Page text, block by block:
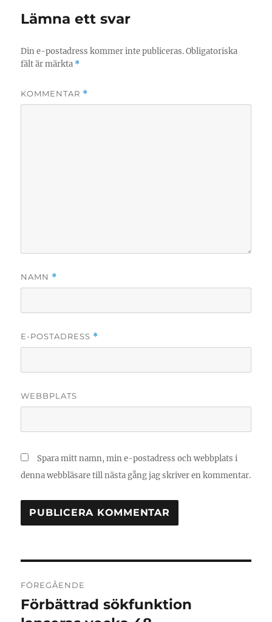
Lämna ett svar
Din e-postadress kommer inte publiceras. Obligatoriska
fält är märkta *
KOMMENTAR *
NAMN *
E-POSTADRESS *
WEBBPLATS
Spara mitt namn, min e-postadress och webbplats i
denna webbläsare till nästa gång jag skriver en kommentar.
FÖREGÅENDE
Föregående
Förbättrad sökfunktion